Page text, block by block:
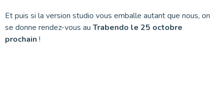
Et puis si la version studio vous emballe autant que nous, on
se donne rendez-vous au Trabendo le 25 octobre
prochain !